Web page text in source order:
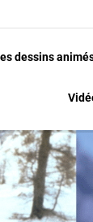
dessins